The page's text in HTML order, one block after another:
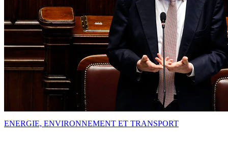
ENERGIE, ENVIRONNEMENT ET TRANSPORT